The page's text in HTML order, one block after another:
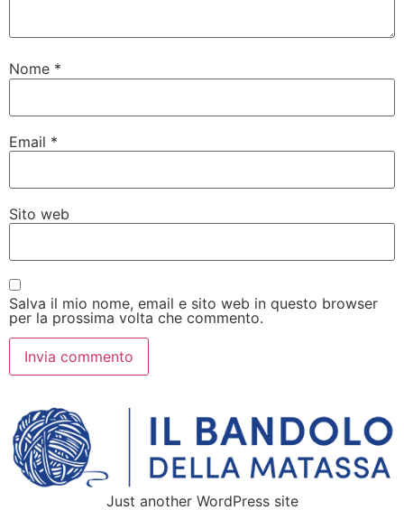
Nome *
Email *
Sito web
Salva il mio nome, email e sito web in questo browser
per la prossima volta che commento.
Just another WordPress site